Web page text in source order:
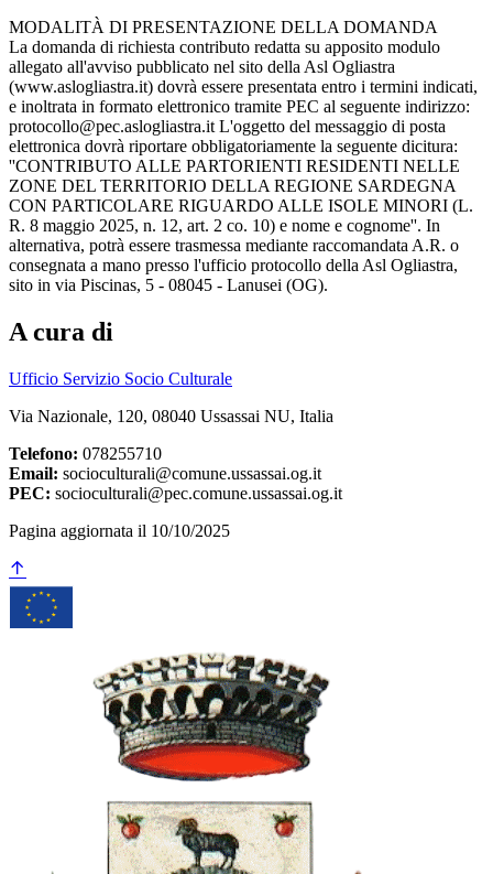
MODALITÀ DI PRESENTAZIONE DELLA DOMANDA
La domanda di richiesta contributo redatta su apposito modulo
allegato all'avviso pubblicato nel sito della Asl Ogliastra
(www.aslogliastra.it) dovrà essere presentata entro i termini indicati,
e inoltrata in formato elettronico tramite PEC al seguente indirizzo:
protocollo@pec.aslogliastra.it L'oggetto del messaggio di posta
elettronica dovrà riportare obbligatoriamente la seguente dicitura:
''CONTRIBUTO ALLE PARTORIENTI RESIDENTI NELLE
ZONE DEL TERRITORIO DELLA REGIONE SARDEGNA
CON PARTICOLARE RIGUARDO ALLE ISOLE MINORI (L.
R. 8 maggio 2025, n. 12, art. 2 co. 10) e nome e cognome''. In
alternativa, potrà essere trasmessa mediante raccomandata A.R. o
consegnata a mano presso l'ufficio protocollo della Asl Ogliastra,
sito in via Piscinas, 5 - 08045 - Lanusei (OG).
A cura di
Ufficio Servizio Socio Culturale
Via Nazionale, 120, 08040 Ussassai NU, Italia
Telefono: 078255710
Email: socioculturali@comune.ussassai.og.it
PEC: socioculturali@pec.comune.ussassai.og.it
Pagina aggiornata il 10/10/2025